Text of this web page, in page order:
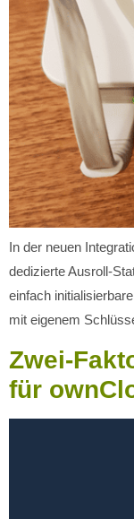
In der neuen
dedizierte Ausroll-
einfach
mit eigenem
Zwei-
für